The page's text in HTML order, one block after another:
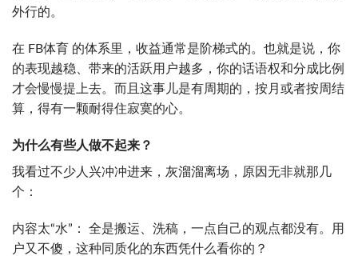
外行的。
在 FB体育 的体系里，收益通常是阶梯式的。也就是说，你
的表现越稳、带来的活跃用户越多，你的话语权和分成比例
才会慢慢提上去。而且这事儿是有周期的，按月或者按周结
算，得有一颗耐得住寂寞的心。
为什么有些人做不起来？
我看过不少人兴冲冲进来，灰溜溜离场，原因无非就那几
个：
内容太“水”： 全是搬运、洗稿，一点自己的观点都没有。用
户又不傻，这种同质化的东西凭什么看你的？